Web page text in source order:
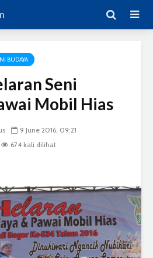
BUDAYA
Seni
Mobil Hias
9 June 2016, 09:21
674 kali dilihat